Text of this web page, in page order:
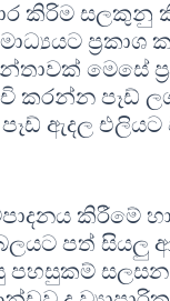
කිරිම සලකුනු
ප්‍රකාශ
මෙසේ
කරන්න පෑඩ්
ඇදල
කිරීමේ
පත් සියලු
සලසන